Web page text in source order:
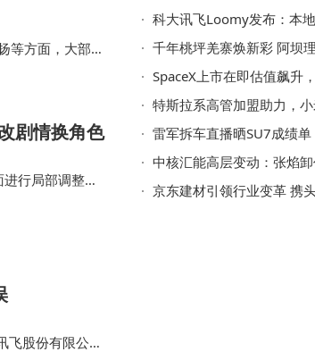
等方面，大部分
剧情换角色
行局部调整，
飞股份有限公司
科大讯飞Loomy发布：本地办公新
千年桃坪羌寨焕新彩 阿坝理县“小
SpaceX上市在即估值飙升，马斯克身家或
特斯拉系高管加盟助力，小米汽车转型
雷军拆车直播晒SU7成绩单：9天交付超
中核汇能高层变动：张焰卸任董事长
京东建材引领行业变革 携头部品牌发布2026